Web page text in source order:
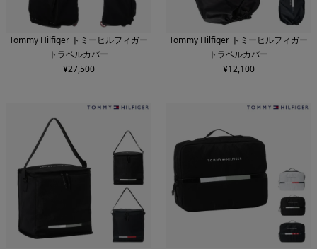
Tommy Hilfiger トミーヒルフィガー
トラベルカバー
¥27,500
Tommy Hilfiger トミーヒルフィガー
トラベルカバー
¥12,100